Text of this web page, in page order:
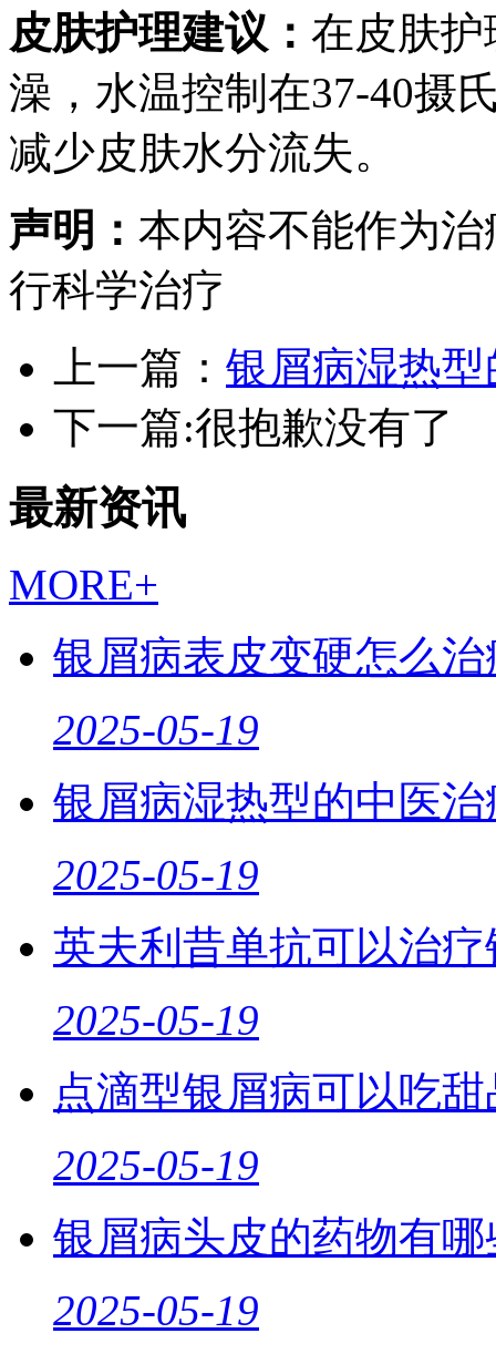
皮肤护理建议： 在皮肤
澡，水温控制在37-40摄
减少皮肤水分流失。
声明： 本内容不能作为
行科学治疗
上一篇： 银屑病湿热
下一篇:很抱歉没有了
最新资讯
MORE+
银屑病表皮变硬怎么治
2025-05-19
银屑病湿热型的中医
2025-05-19
英夫利昔单抗可以治
2025-05-19
点滴型银屑病可以吃
2025-05-19
银屑病头皮的药物有哪
2025-05-19